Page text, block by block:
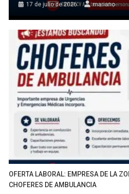
17 de julio de 2026 mariano
OFERTA LABORAL: EMPRESA DE LA
CHOFERES DE AMBULANCIA